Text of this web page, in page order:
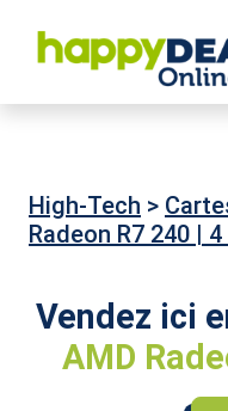
High-Tech >
Radeon R7 240 | 4
Vendez ici
AMD